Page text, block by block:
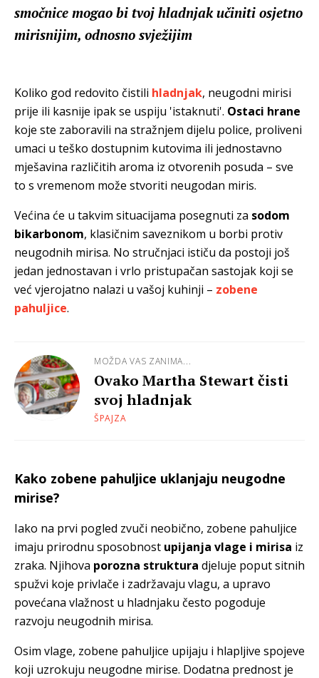
smočnice mogao bi tvoj hladnjak učiniti osjetno
mirisnijim, odnosno svježijim
Koliko god redovito čistili hladnjak, neugodni mirisi
prije ili kasnije ipak se uspiju 'istaknuti'. Ostaci hrane
koje ste zaboravili na stražnjem dijelu police, proliveni
umaci u teško dostupnim kutovima ili jednostavno
mješavina različitih aroma iz otvorenih posuda – sve
to s vremenom može stvoriti neugodan miris.
Većina će u takvim situacijama posegnuti za sodom
bikarbonom, klasičnim saveznikom u borbi protiv
neugodnih mirisa. No stručnjaci ističu da postoji još
jedan jednostavan i vrlo pristupačan sastojak koji se
već vjerojatno nalazi u vašoj kuhinji – zobene
pahuljice.
MOŽDA VAS ZANIMA...
Ovako Martha Stewart čisti
svoj hladnjak
ŠPAJZA
Kako zobene pahuljice uklanjaju neugodne
mirise?
Iako na prvi pogled zvuči neobično, zobene pahuljice
imaju prirodnu sposobnost upijanja vlage i mirisa iz
zraka. Njihova porozna struktura djeluje poput sitnih
spužvi koje privlače i zadržavaju vlagu, a upravo
povećana vlažnost u hladnjaku često pogoduje
razvoju neugodnih mirisa.
Osim vlage, zobene pahuljice upijaju i hlapljive spojeve
koji uzrokuju neugodne mirise. Dodatna prednost je